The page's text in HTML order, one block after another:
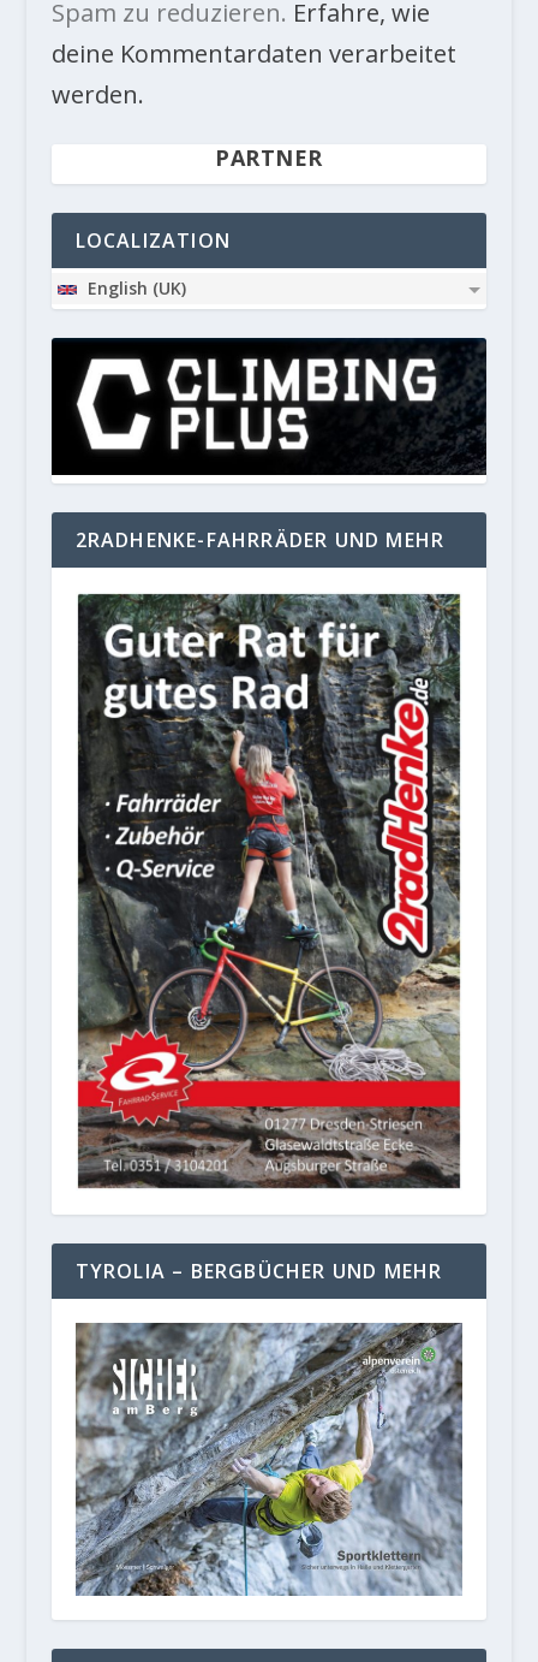
Spam zu reduzieren. Erfahre, wie
deine Kommentardaten verarbeitet
werden.
PARTNER
LOCALIZATION
English (UK)
2RADHENKE-FAHRRÄDER UND MEHR
TYROLIA – BERGBÜCHER UND MEHR